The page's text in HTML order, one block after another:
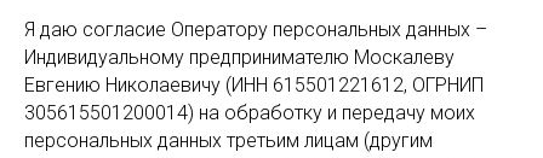
Я даю согласие Оператору персональных данных –
Индивидуальному предпринимателю Москалеву
Евгению Николаевичу (ИНН 615501221612, ОГРНИП
305615501200014) на обработку и передачу моих
персональных данных третьим лицам (другим